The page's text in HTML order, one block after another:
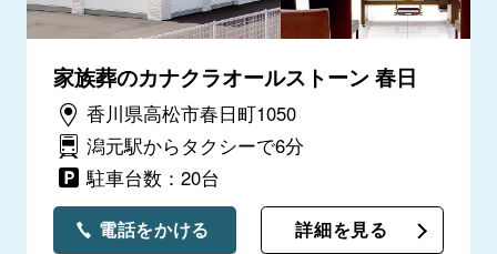
家族葬のカナクラオールストーン 春日
香川県高松市春日町1050
潟元駅からタクシーで6分
駐車台数：20台
電話をかける 詳細を見る